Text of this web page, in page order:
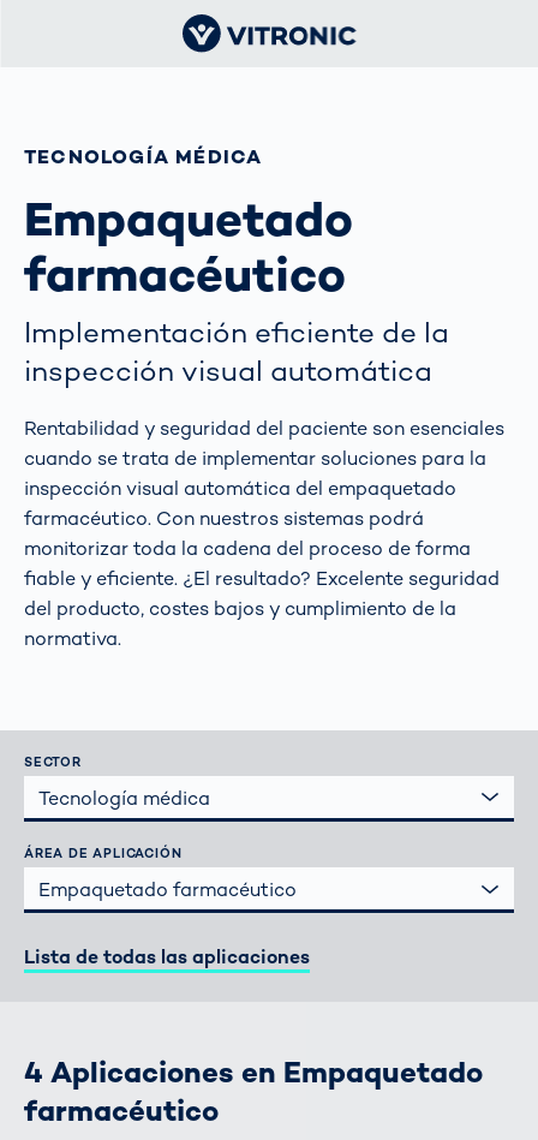
TECNOLOGÍA MÉDICA
Empaquetado
farmacéutico
Implementación eficiente de la
inspección visual automática
Rentabilidad y seguridad del paciente son esenciales
cuando se trata de implementar soluciones para la
inspección visual automática del empaquetado
farmacéutico. Con nuestros sistemas podrá
monitorizar toda la cadena del proceso de forma
fiable y eficiente. ¿El resultado? Excelente seguridad
del producto, costes bajos y cumplimiento de la
normativa.
SECTOR
Tecnología médica
ÁREA DE APLICACIÓN
Empaquetado farmacéutico
Lista de todas las aplicaciones
4 Aplicaciones en Empaquetado
farmacéutico